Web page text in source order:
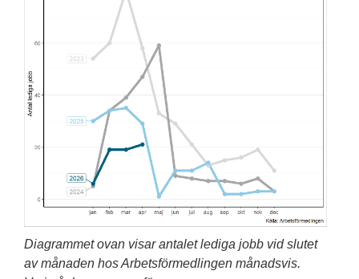
Diagrammet ovan visar antalet lediga jobb vid slutet
av månaden hos Arbetsförmedlingen månadsvis.